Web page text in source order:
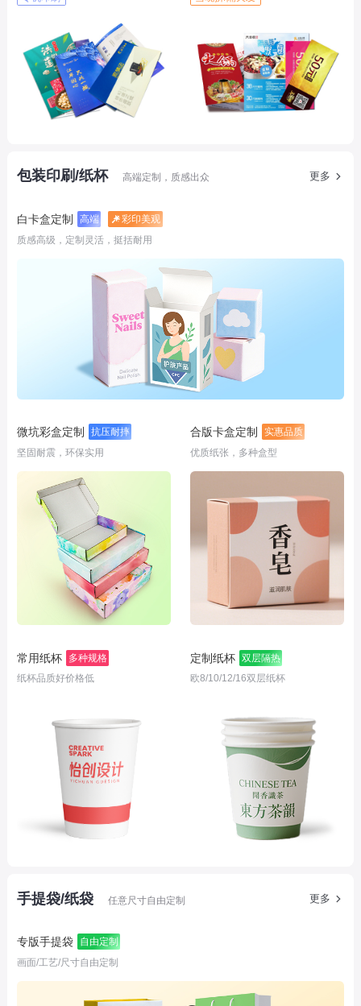
包装印刷/纸杯 高端定制，质感出众 更多
白卡盒定制 高端
彩印美观
质感高级，定制灵活，挺括耐用
微坑彩盒定制
抗压耐摔
坚固耐震，环保实用
合版卡盒定制
实惠品质
优质纸张，多种盒型
常用纸杯
多种规格
纸杯品质好价格低
定制纸杯 双层隔热
欧8/10/12/16双层纸杯
手提袋/纸袋 任意尺寸自由定制 更多
专版手提袋
自由定制
画面/工艺/尺寸自由定制